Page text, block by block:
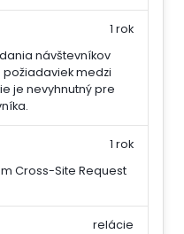
návštevníkov
medzi
je nevyhnutný pre
1 rok
Cross-Site Request
1 rok
relácie